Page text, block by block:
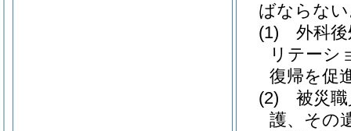
ばならな
(1)
外科
リテーシ
復帰を促
(2)
被災
護、その